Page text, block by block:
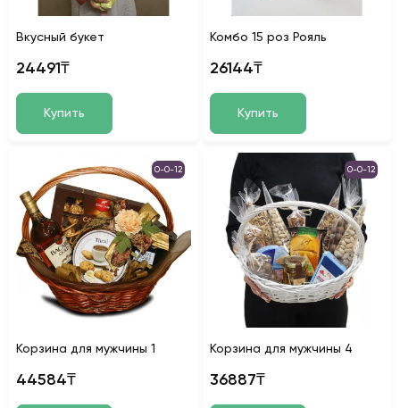
Вкусный букет
24491₸
Купить
Комбо 15 роз Рояль
26144₸
Купить
0-0-12
Корзина для мужчины 1
44584₸
0-0-12
Корзина для мужчины 4
36887₸